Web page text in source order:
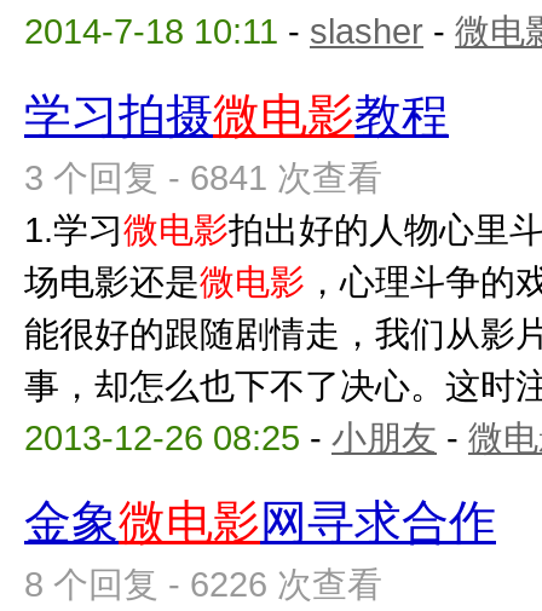
2014-7-18 10:11 - slasher - 微电
学习拍摄微电影教程
3 个回复 - 6841 次查看
1.学习微电影拍出好的人物心里
场电影还是微电影 ，心理斗争的
能很好的跟随剧情走，我们从影
事，却怎么也下不了决心。这时
2013-12-26 08:25 - 小朋友 - 微
金象微电影网寻求合作
8 个回复 - 6226 次查看